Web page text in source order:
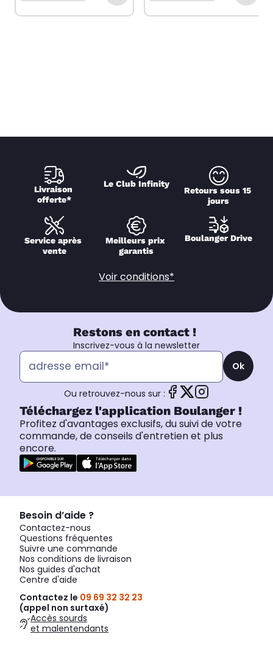
Livraison
offerte*
Le Club Infinity
Retours sous 15
jours
Service après
vente
Meilleurs prix
garantis
Boulanger Drive
Voir conditions*
Restons en contact !
Inscrivez-vous à la newsletter
Ok
Ou retrouvez-nous sur :
Téléchargez l'application Boulanger !
Profitez d'avantages exclusifs, du suivi de votre
commande, de conseils d'entretien et plus
encore.
Besoin d’aide ?
Contactez-nous
Questions fréquentes
Suivre une commande
Nos conditions de livraison
Nos guides d'achat
Centre d'aide
Contactez le 09 69 32 32 23
(appel non surtaxé)
Accès sourds
et malentendants